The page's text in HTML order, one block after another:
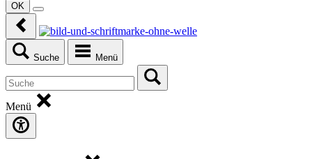
OK
Suche Menü
Menü